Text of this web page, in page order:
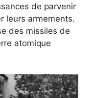
de parvenir
leurs armements.
des missiles de
atomique